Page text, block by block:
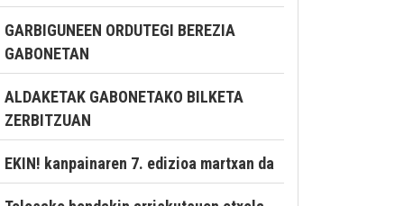
GARBIGUNEEN ORDUTEGI BEREZIA
GABONETAN
ALDAKETAK GABONETAKO BILKETA
ZERBITZUAN
EKIN! kanpainaren 7. edizioa martxan da